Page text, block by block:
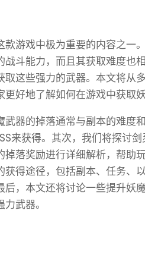
游戏中极为重要的内容之一
斗能力，而且其获取难度也
这些强力的武器。本文将从
好地了解如何在游戏中获取妖
器的掉落通常与副本的难度
来获得。其次，我们将探讨
落奖励进行详细解析，帮助
得途径，包括副本、任务、
，本文还将讨论一些提升妖
武器。